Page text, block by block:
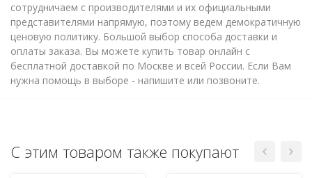
сотрудничаем с производителями и их официальными
представителями напрямую, поэтому ведем демократичную
ценовую политику. Большой выбор способа доставки и
оплаты заказа. Вы можете купить товар онлайн с
бесплатной доставкой по Москве и всей России. Если Вам
нужна помощь в выборе - напишите или позвоните.
С этим товаром также покупают